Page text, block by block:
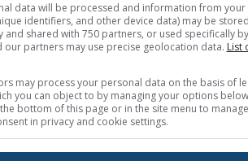
Δημιουργήστε νέο
Περισσότερες
data will be processed and information from your
identifiers, and other device data) may be
and shared with 750 partners, or used specifically
our partners may use precise geolocation data. List
may process your personal data on the basis of
you can object to by managing your options
bottom of this page or in the site menu to
in privacy and cookie settings.